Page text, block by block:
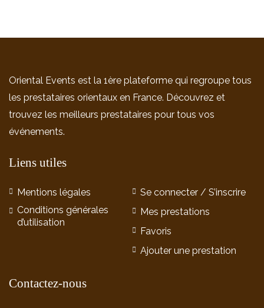
Oriental Events est la 1ère plateforme qui regroupe tous
les prestataires orientaux en France. Découvrez et
trouvez les meilleurs prestataires pour tous vos
événements.
Liens utiles
Mentions légales
Conditions générales
d’utilisation
Se connecter / S’inscrire
Mes prestations
Favoris
Ajouter une prestation
Contactez-nous